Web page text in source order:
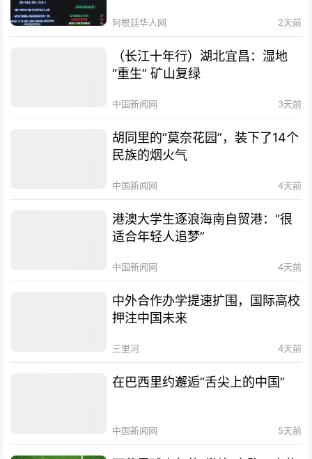
阿根廷华人网 2天前
（长江十年行）湖北宜昌：湿地
“重生” 矿山复绿
中国新闻网 3天前
胡同里的“莫奈花园”，装下了14个
民族的烟火气
中国新闻网 4天前
港澳大学生逐浪海南自贸港：“很
适合年轻人追梦”
中国新闻网 4天前
中外合作办学提速扩围，国际高校
押注中国未来
三里河 4天前
在巴西里约邂逅“舌尖上的中国”
中国新闻网 5天前